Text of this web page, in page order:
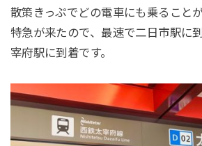
散策きっぷでどの電車にも乗ること
特急が来たので、最速で二日市駅に
宰府駅に到着です。